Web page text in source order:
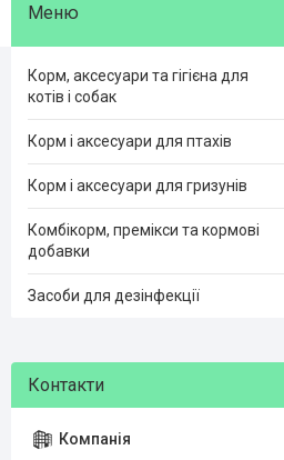
Корм, аксесуари та гігієна для
котів і собак
Корм і аксесуари для птахів
Корм і аксесуари для гризунів
Комбікорм, премікси та кормові
добавки
Засоби для дезінфекції